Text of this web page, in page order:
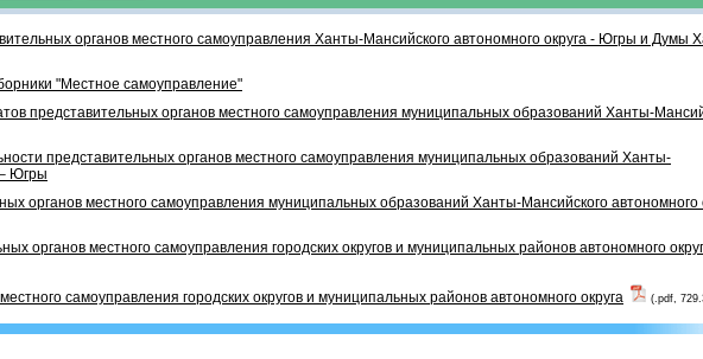
органов местного самоуправления Ханты-Мансийского автономного округа - Югры и Думы
"Местное самоуправление"
представительных органов местного самоуправления муниципальных образований Ханты-
представительных органов местного самоуправления муниципальных образований Ханты-
– Югры
органов местного самоуправления муниципальных образований Ханты-Мансийского автономного
органов местного самоуправления городских округов и муниципальных районов автономного
самоуправления городских округов и муниципальных районов автономного округа
(.pdf,